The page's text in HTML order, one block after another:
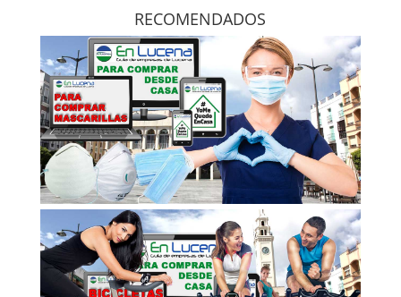
RECOMENDADOS